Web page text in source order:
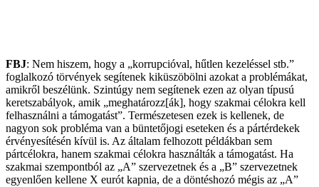
FBJ: Nem hiszem, hogy a „korrupcióval, hűtlen kezeléssel stb.”
foglalkozó törvények segítenek kiküszöbölni azokat a problémákat,
amikről beszélünk. Szintúgy nem segítenek ezen az olyan típusú
keretszabályok, amik „meghatározz[ák], hogy szakmai célokra kell
felhasználni a támogatást”. Természetesen ezek is kellenek, de
nagyon sok probléma van a büntetőjogi eseteken és a pártérdekek
érvényesítésén kívül is. Az általam felhozott példákban sem
pártcélokra, hanem szakmai célokra használták a támogatást. Ha
szakmai szempontból az „A” szervezetnek és a „B” szervezetnek
egyenlően kellene X eurót kapnia, de a döntéshozó mégis az „Aˮ